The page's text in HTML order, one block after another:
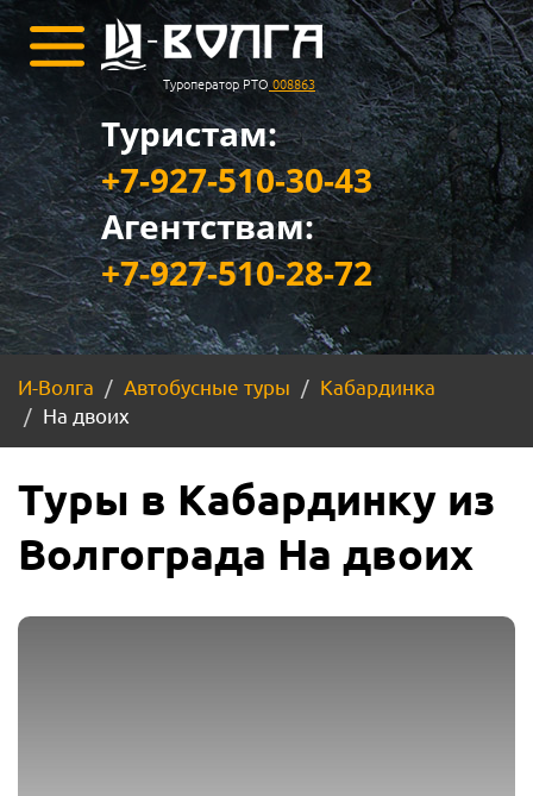
Туроператор РТО 008863
Туристам:
+7-927-510-30-43
Агентствам:
+7-927-510-28-72
И-Волга Автобусные туры
Кабардинка
На двоих
Туры в Кабардинку из
Волгограда На двоих